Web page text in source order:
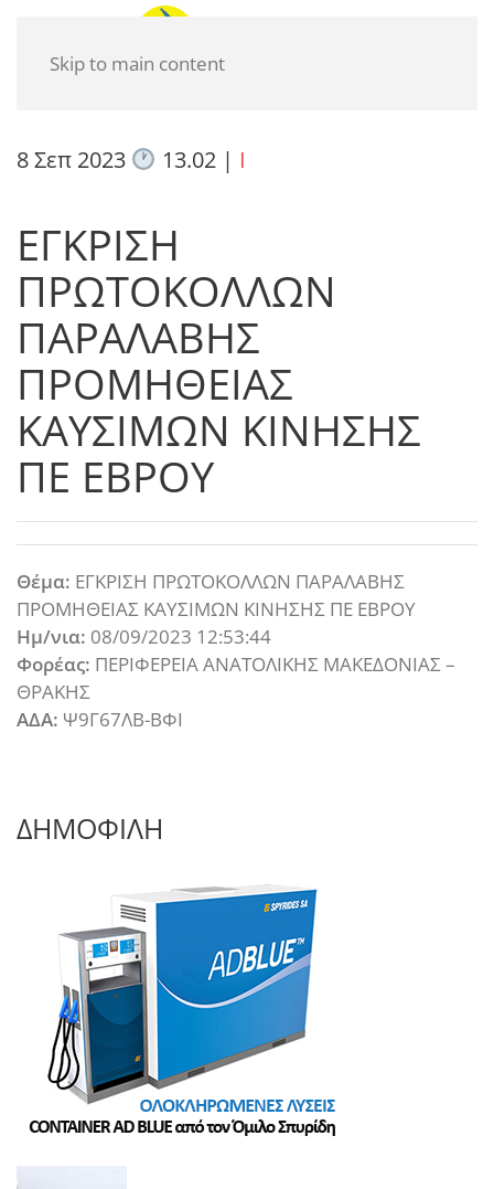
Skip to main content
8 Σεπ 2023 13.02| I
ΕΓΚΡΙΣΗ
ΠΡΩΤΟΚΟΛΛΩΝ
ΠΑΡΑΛΑΒΗΣ
ΠΡΟΜΗΘΕΙΑΣ
ΚΑΥΣΙΜΩΝ ΚΙΝΗΣΗΣ
ΠΕ ΕΒΡΟΥ
Θέμα: ΕΓΚΡΙΣΗ ΠΡΩΤΟΚΟΛΛΩΝ ΠΑΡΑΛΑΒΗΣ
ΠΡΟΜΗΘΕΙΑΣ ΚΑΥΣΙΜΩΝ ΚΙΝΗΣΗΣ ΠΕ ΕΒΡΟΥ
Ημ/νια: 08/09/2023 12:53:44
Φορέας: ΠΕΡΙΦΕΡΕΙΑ ΑΝΑΤΟΛΙΚΗΣ ΜΑΚΕΔΟΝΙΑΣ –
ΘΡΑΚΗΣ
ΑΔΑ: Ψ9Γ67ΛΒ-ΒΦΙ
ΔΗΜΟΦΙΛΗ